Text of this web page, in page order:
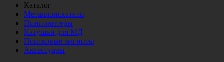
Каталог
Металлоискатели
Пинпоинтеры
Катушки для МД
Поисковые магниты
Аксессуары